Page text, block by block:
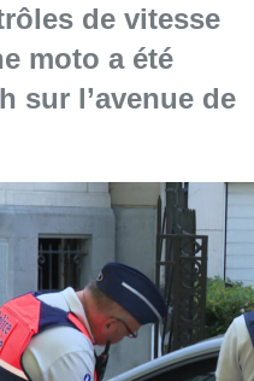
de vitesse
moto a été
sur l’avenue de